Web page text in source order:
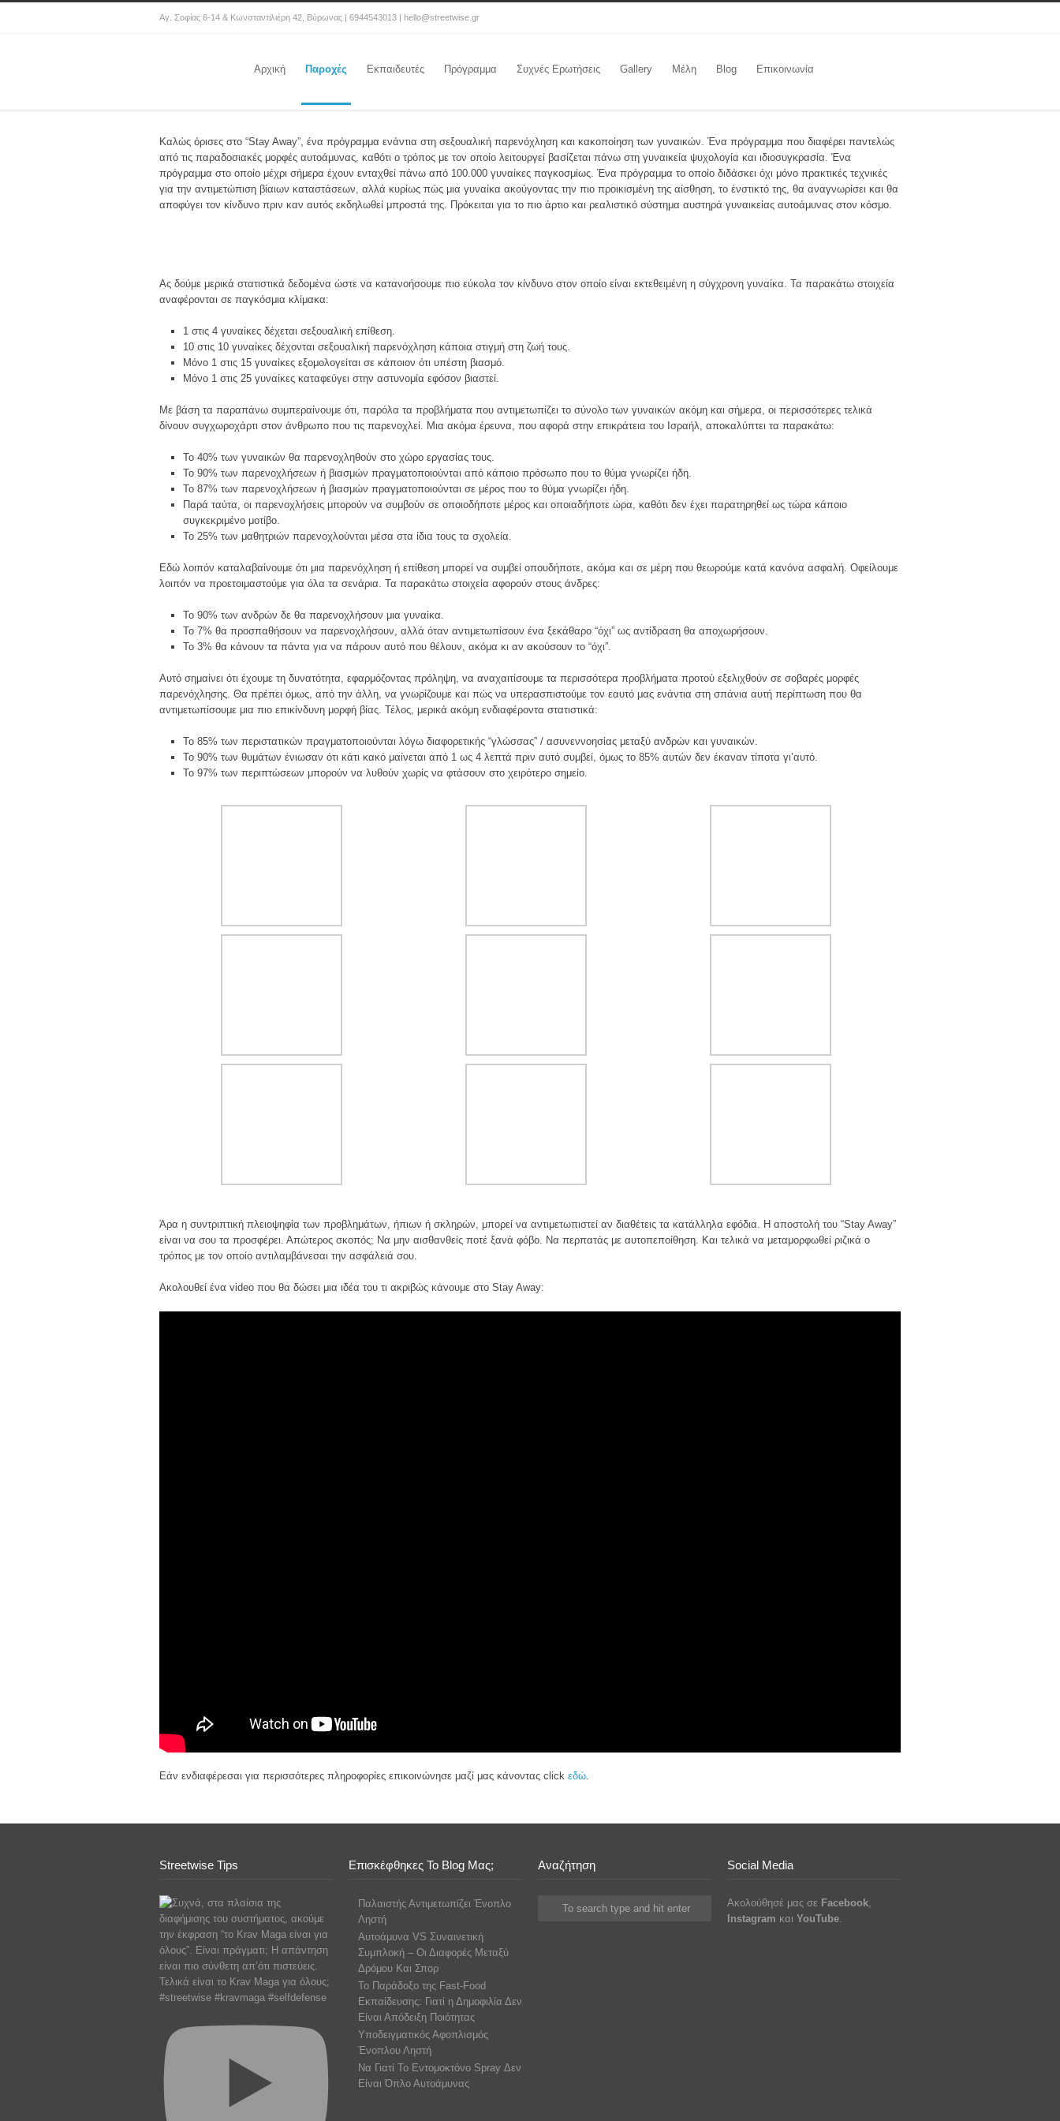
Αγ. Σοφίας 6-14 & Κωνσταντιλιέρη 42, Βύρωνας | 6944543013 | hello@streetwise.gr
Αρχική Παροχές Εκπαιδευτές Πρόγραμμα Συχνές Ερωτήσεις Gallery Μέλη Blog Επικοινωνία
Καλώς όρισες στο “Stay Away”, ένα πρόγραμμα ενάντια στη σεξουαλική παρενόχληση και κακοποίηση των γυναικών. Ένα πρόγραμμα που διαφέρει παντελώς
από τις παραδοσιακές μορφές αυτοάμυνας, καθότι ο τρόπος με τον οποίο λειτουργεί βασίζεται πάνω στη γυναικεία ψυχολογία και ιδιοσυγκρασία. Ένα
πρόγραμμα στο οποίο μέχρι σήμερα έχουν ενταχθεί πάνω από 100.000 γυναίκες παγκοσμίως. Ένα πρόγραμμα το οποίο διδάσκει όχι μόνο πρακτικές τεχνικές
για την αντιμετώπιση βίαιων καταστάσεων, αλλά κυρίως πώς μια γυναίκα ακούγοντας την πιο προικισμένη της αίσθηση, το ένστικτό της, θα αναγνωρίσει και θα
αποφύγει τον κίνδυνο πριν καν αυτός εκδηλωθεί μπροστά της. Πρόκειται για το πιο άρτιο και ρεαλιστικό σύστημα αυστηρά γυναικείας αυτοάμυνας στον κόσμο.
Ας δούμε μερικά στατιστικά δεδομένα ώστε να κατανοήσουμε πιο εύκολα τον κίνδυνο στον οποίο είναι εκτεθειμένη η σύγχρονη γυναίκα. Τα παρακάτω στοιχεία
αναφέρονται σε παγκόσμια κλίμακα:
1 στις 4 γυναίκες δέχεται σεξουαλική επίθεση.
10 στις 10 γυναίκες δέχονται σεξουαλική παρενόχληση κάποια στιγμή στη ζωή τους.
Μόνο 1 στις 15 γυναίκες εξομολογείται σε κάποιον ότι υπέστη βιασμό.
Μόνο 1 στις 25 γυναίκες καταφεύγει στην αστυνομία εφόσον βιαστεί.
Με βάση τα παραπάνω συμπεραίνουμε ότι, παρόλα τα προβλήματα που αντιμετωπίζει το σύνολο των γυναικών ακόμη και σήμερα, οι περισσότερες τελικά
δίνουν συγχωροχάρτι στον άνθρωπο που τις παρενοχλεί. Μια ακόμα έρευνα, που αφορά στην επικράτεια του Ισραήλ, αποκαλύπτει τα παρακάτω:
Το 40% των γυναικών θα παρενοχληθούν στο χώρο εργασίας τους.
Το 90% των παρενοχλήσεων ή βιασμών πραγματοποιούνται από κάποιο πρόσωπο που το θύμα γνωρίζει ήδη.
Το 87% των παρενοχλήσεων ή βιασμών πραγματοποιούνται σε μέρος που το θύμα γνωρίζει ήδη.
Παρά ταύτα, οι παρενοχλήσεις μπορούν να συμβούν σε οποιοδήποτε μέρος και οποιαδήποτε ώρα, καθότι δεν έχει παρατηρηθεί ως τώρα κάποιο
συγκεκριμένο μοτίβο.
Το 25% των μαθητριών παρενοχλούνται μέσα στα ίδια τους τα σχολεία.
Εδώ λοιπόν καταλαβαίνουμε ότι μια παρενόχληση ή επίθεση μπορεί να συμβεί οπουδήποτε, ακόμα και σε μέρη που θεωρούμε κατά κανόνα ασφαλή. Οφείλουμε
λοιπόν να προετοιμαστούμε για όλα τα σενάρια. Τα παρακάτω στοιχεία αφορούν στους άνδρες:
Το 90% των ανδρών δε θα παρενοχλήσουν μια γυναίκα.
Το 7% θα προσπαθήσουν να παρενοχλήσουν, αλλά όταν αντιμετωπίσουν ένα ξεκάθαρο “όχι” ως αντίδραση θα αποχωρήσουν.
Το 3% θα κάνουν τα πάντα για να πάρουν αυτό που θέλουν, ακόμα κι αν ακούσουν το “όχι”.
Αυτό σημαίνει ότι έχουμε τη δυνατότητα, εφαρμόζοντας πρόληψη, να αναχαιτίσουμε τα περισσότερα προβλήματα προτού εξελιχθούν σε σοβαρές μορφές
παρενόχλησης. Θα πρέπει όμως, από την άλλη, να γνωρίζουμε και πώς να υπερασπιστούμε τον εαυτό μας ενάντια στη σπάνια αυτή περίπτωση που θα
αντιμετωπίσουμε μια πιο επικίνδυνη μορφή βίας. Τέλος, μερικά ακόμη ενδιαφέροντα στατιστικά:
Το 85% των περιστατικών πραγματοποιούνται λόγω διαφορετικής “γλώσσας” / ασυνεννοησίας μεταξύ ανδρών και γυναικών.
Το 90% των θυμάτων ένιωσαν ότι κάτι κακό μαίνεται από 1 ως 4 λεπτά πριν αυτό συμβεί, όμως το 85% αυτών δεν έκαναν τίποτα γι’αυτό.
Το 97% των περιπτώσεων μπορούν να λυθούν χωρίς να φτάσουν στο χειρότερο σημείο.
Άρα η συντριπτική πλειοψηφία των προβλημάτων, ήπιων ή σκληρών, μπορεί να αντιμετωπιστεί αν διαθέτεις τα κατάλληλα εφόδια. Η αποστολή του “Stay Away”
είναι να σου τα προσφέρει. Απώτερος σκοπός; Να μην αισθανθείς ποτέ ξανά φόβο. Να περπατάς με αυτοπεποίθηση. Και τελικά να μεταμορφωθεί ριζικά ο
τρόπος με τον οποίο αντιλαμβάνεσαι την ασφάλειά σου.
Ακολουθεί ένα video που θα δώσει μια ιδέα του τι ακριβώς κάνουμε στο Stay Away:
Εάν ενδιαφέρεσαι για περισσότερες πληροφορίες επικοινώνησε μαζί μας κάνοντας click εδώ
Streetwise Tips
Τελικά είναι το Krav Maga για όλους;
#streetwise #kravmaga #selfdefense
Επισκέφθηκες Το Blog Μας;
Παλαιστής Αντιμετωπίζει Ένοπλο
Ληστή
Αυτοάμυνα VS Συναινετική
Συμπλοκή – Οι Διαφορές Μεταξύ
Δρόμου Και Σπορ
Το Παράδοξο της Fast-Food
Εκπαίδευσης: Γιατί η Δημοφιλία Δεν
Είναι Απόδειξη Ποιότητας
Υποδειγματικός Αφοπλισμός
Ένοπλου Ληστή
Να Γιατί Το Εντομοκτόνο Spray Δεν
Είναι Όπλο Αυτοάμυνας
Αναζήτηση Social Media
Ακολούθησέ μας σε Facebook
Instagram και YouTube